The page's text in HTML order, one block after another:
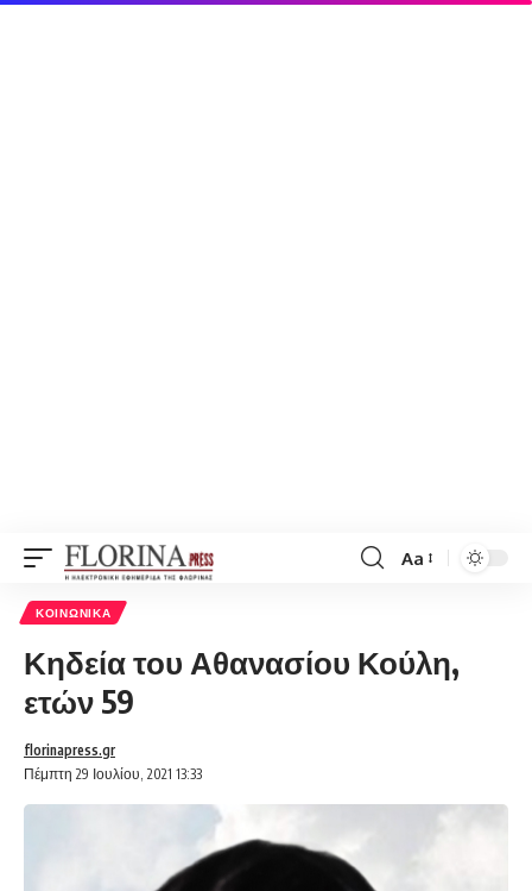
Font
Aa
ΚΟΙΝΩΝΙΚΆ
Κηδεία του Αθανασίου Κούλη,
ετών 59
Πέμπτη 29 Ιουλίου, 2021 13:33
florinapress.gr